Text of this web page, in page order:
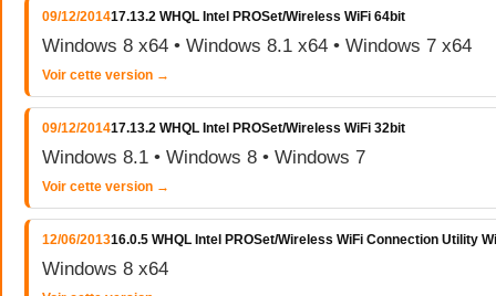
09/12/201417.13.2 WHQL Intel PROSet/Wireless WiFi 64bit
Windows 8 x64 • Windows 8.1 x64 • Windows 7 x64
Voir cette version →
09/12/201417.13.2 WHQL Intel PROSet/Wireless WiFi 32bit
Windows 8.1 • Windows 8 • Windows 7
Voir cette version →
12/06/201316.0.5 WHQL Intel PROSet/Wireless WiFi Connection Utility
Windows 8 x64